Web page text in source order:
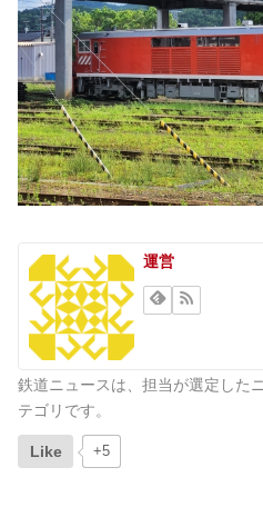
運営
鉄道ニュースは、担当が選定した
テゴリです。
Like +5